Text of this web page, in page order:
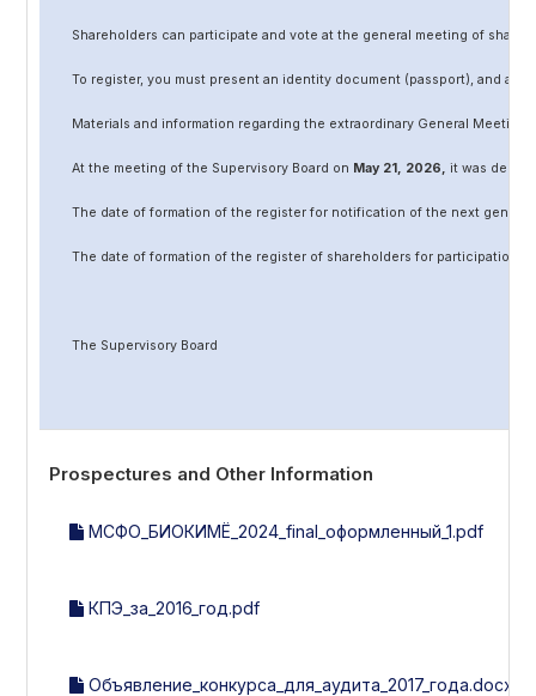
Shareholders can participate and vote at the general meeting of
To register, you must present an identity document (passport), and a
Materials and information regarding the extraordinary General
At the meeting of the Supervisory Board on May21, 2026, it was
The date of formation of the register for notification of the next
The date of formation of the register of shareholders for participation
The Supervisory Board
Prospectures and Other Information
МСФО_БИОКИМЁ_2024_final_оформленный_1.pdf
КПЭ_за_2016_год.pdf
Объявление_конкурса_для_аудита_2017_года.docx